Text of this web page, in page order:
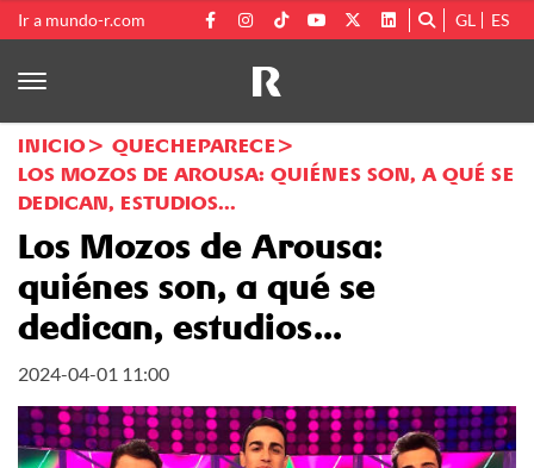
Ir a mundo-r.com GL ES
INICIO
QUECHEPARECE
LOS MOZOS DE AROUSA: QUIÉNES SON, A QUÉ SE
DEDICAN, ESTUDIOS...
Los Mozos de Arousa:
quiénes son, a qué se
dedican, estudios...
2024-04-01 11:00